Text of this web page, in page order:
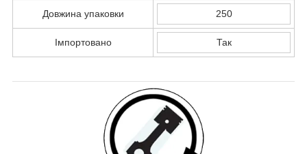
Довжина упаковки 250
Імпортовано Так